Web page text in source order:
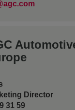
Director
31 59